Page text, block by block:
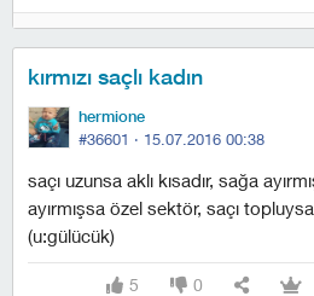
kırmızı saçlı kadın
hermione
#36601 · 15.07.2016 00:38
saçı uzunsa aklı kısadır, sağa
ayırmışsa özel sektör, saçı
(u:gülücük)
5 0